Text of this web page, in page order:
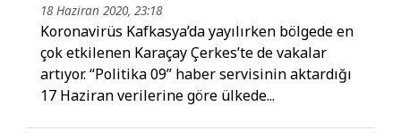
18 Haziran 2020, 23:18
Koronavirüs Kafkasya’da yayılırken bölgede en
çok etkilenen Karaçay Çerkes’te de vakalar
artıyor. “Politika 09” haber servisinin aktardığı
17 Haziran verilerine göre ülkede...